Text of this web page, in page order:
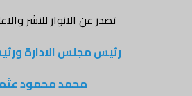
تصدر عن الانوار للنشر
رئيس مجلس الادارة
محمد محمود